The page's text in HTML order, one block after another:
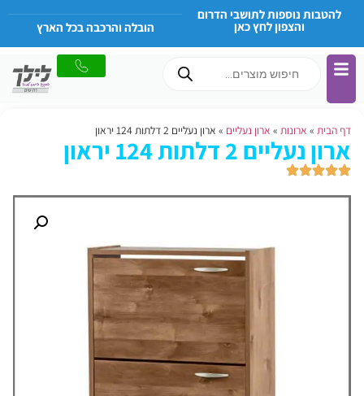
להטבות נוספות לתושבי הדרום
והצפון לחץ כאן הובלה והרכבה בכל הארץ
דף הבית » ארונות » ארון נעליים » ארון נעליים 2 דלתות 124 יראון
ארון נעליים 2 דלתות 124 יראון